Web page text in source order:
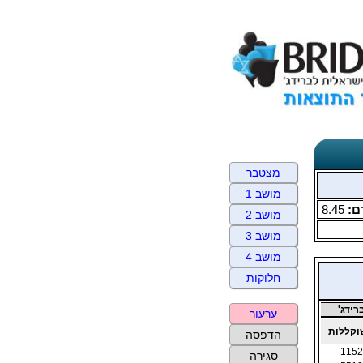
8.45
1152
מצטבר
מושב 1
מושב 2
מושב 3
מושב 4
חלוקות
ערעור
הדפסה
סגירה